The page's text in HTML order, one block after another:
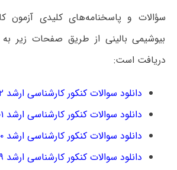
سؤالات و پاسخنامه‌های کلیدی آزمون
بیوشیمی بالینی از طریق صفحات زیر
دریافت است:
دانلود سوالات کنکور کارشناسی ارشد ۱۴۰۲ بیوشیمی بالینی
دانلود سوالات کنکور کارشناسی ارشد ۱۴۰۱ بیوشیمی بالینی
دانلود سوالات کنکور کارشناسی ارشد ۱۴۰۰ بیوشیمی بالینی
دانلود سوالات کنکور کارشناسی ارشد ۹۹ بیوشیمی بالینی